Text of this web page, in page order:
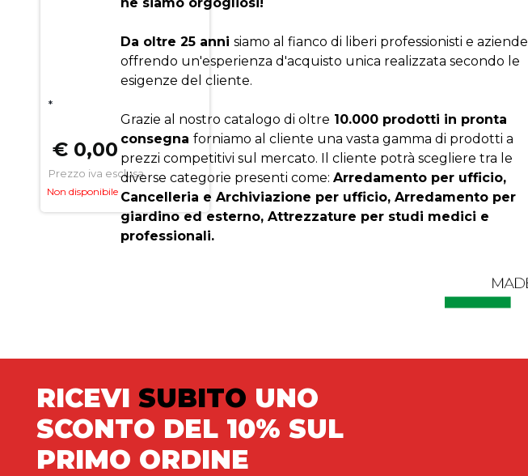
*
€ 0,00
Prezzo iva esclusa
Non disponibile
Da oltre 25 annisiamo al fianco di liberi professionisti e aziende
offrendo un'esperienza d'acquisto unica realizzata secondo le
esigenze del cliente.
Grazie al nostro catalogo di oltre 10.000 prodotti in pronta
consegnaforniamo al cliente una vasta gamma di prodotti a
prezzi competitivi sul mercato. Il cliente potrà scegliere tra le
diverse categorie presenti come:Arredamento per ufficio,
Cancelleria e Archiviazione per ufficio, Arredamento per
giardino ed esterno, Attrezzature per studi medici e
professionali.
RICEVI SUBITO UNO
SCONTO DEL 10% SUL
PRIMO ORDINE